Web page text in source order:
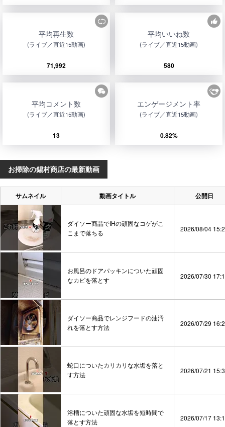
平均再生数
(ライブ／直近15動画)
71,992
平均いいね数
(ライブ／直近15動画)
580
平均コメント数
(ライブ／直近15動画)
13
エンゲージメント率
(ライブ／直近15動画)
0.82%
お掃除の錫村商店の最新動画
サムネイル 動画タイトル 公開日
ダイソー商品でIHの頑固なコゲがこ
こまで落ちる
2026/08/04
お風呂のドアパッキンについた頑固
なカビを落とす
2026/07/30
ダイソー商品でレンジフードの油汚
れを落とす方法
2026/07/29
蛇口についたカリカリな水垢を落と
す方法
2026/07/21
浴槽についた頑固な水垢を短時間で
落とす方法
2026/07/17